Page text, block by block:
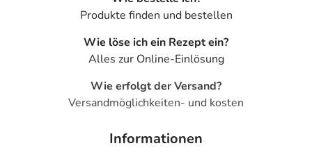
Produkte finden und bestellen
Wie löse ich ein Rezept ein?
Alles zur Online-Einlösung
Wie erfolgt der Versand?
Versandmöglichkeiten- und kosten
Informationen